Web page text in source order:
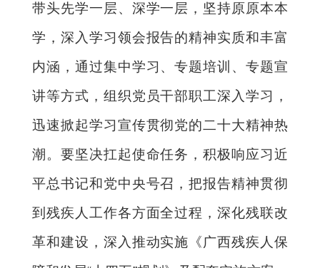
带头先学一层、深学一层，坚持原原本本
学，深入学习领会报告的精神实质和丰富
内涵，通过集中学习、专题培训、专题宣
讲等方式，组织党员干部职工深入学习，
迅速掀起学习宣传贯彻党的二十大精神热
潮。要坚决扛起使命任务，积极响应习近
平总书记和党中央号召，把报告精神贯彻
到残疾人工作各方面全过程，深化残联改
革和建设，深入推动实施《广西残疾人保